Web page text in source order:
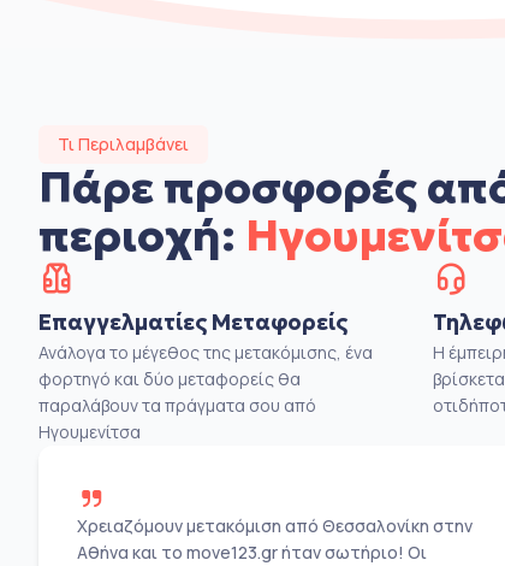
Τι Περιλαμβάνει
Πάρε προσφορές
περιοχή:
Επαγγελματίες Μεταφορείς
Ανάλογα το μέγεθος της μετακόμισης, ένα
φορτηγό και δύο μεταφορείς θα
παραλάβουν τα πράγματα σου από
Ηγουμενίτσα
Η
Χρειαζόμουν μετακόμιση από Θεσσαλονίκη στην
Αθήνα και το move123.gr ήταν σωτήριο! Οι